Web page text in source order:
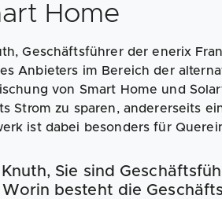
Home
Geschäftsführer der enerix
Anbieters im Bereich der
von Smart Home und
Strom zu sparen, andererseits
ist dabei besonders für
Sie sind
Worin besteht die